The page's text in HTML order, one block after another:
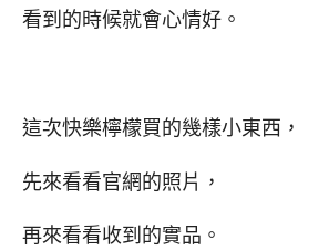
看到的時候就會心情好。
這次快樂檸檬買的幾樣小東西，
先來看看官網的照片，
再來看看收到的實品。